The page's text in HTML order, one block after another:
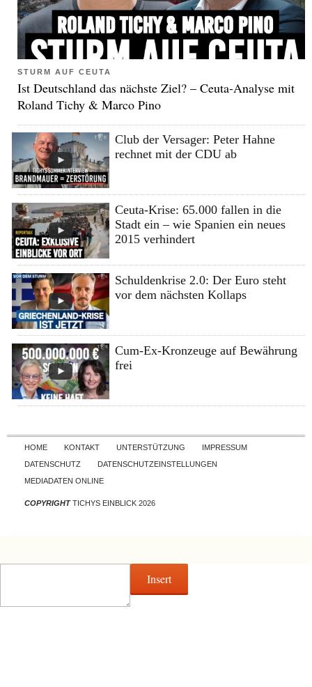
STURM AUF CEUTA
Ist Deutschland das nächste Ziel? – Ceuta-Analyse mit
Roland Tichy & Marco Pino
Club der Versager: Peter Hahne
rechnet mit der CDU ab
Ceuta-Krise: 65.000 fallen in die
Stadt ein – wie Spanien ein neues
2015 verhindert
Schuldenkrise 2.0: Der Euro steht
vor dem nächsten Kollaps
Cum-Ex-Kronzeuge auf Bewährung
frei
Skip to content
HOME KONTAKT UNTERSTÜTZUNG
IMPRESSUM
DATENSCHUTZ
DATENSCHUTZEINSTELLUNGEN
MEDIADATEN ONLINE
COPYRIGHTTICHYS EINBLICK 2026
Insert